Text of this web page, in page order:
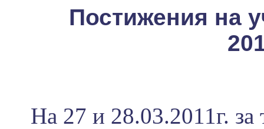
Постижения на
На 27 и 28.03.2011г.